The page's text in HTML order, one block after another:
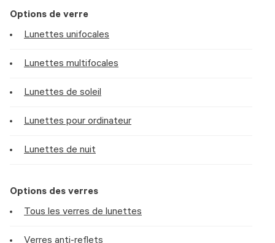
Options de verre
Lunettes unifocales
Lunettes multifocales
Lunettes de soleil
Lunettes pour ordinateur
Lunettes de nuit
Options des verres
Tous les verres de lunettes